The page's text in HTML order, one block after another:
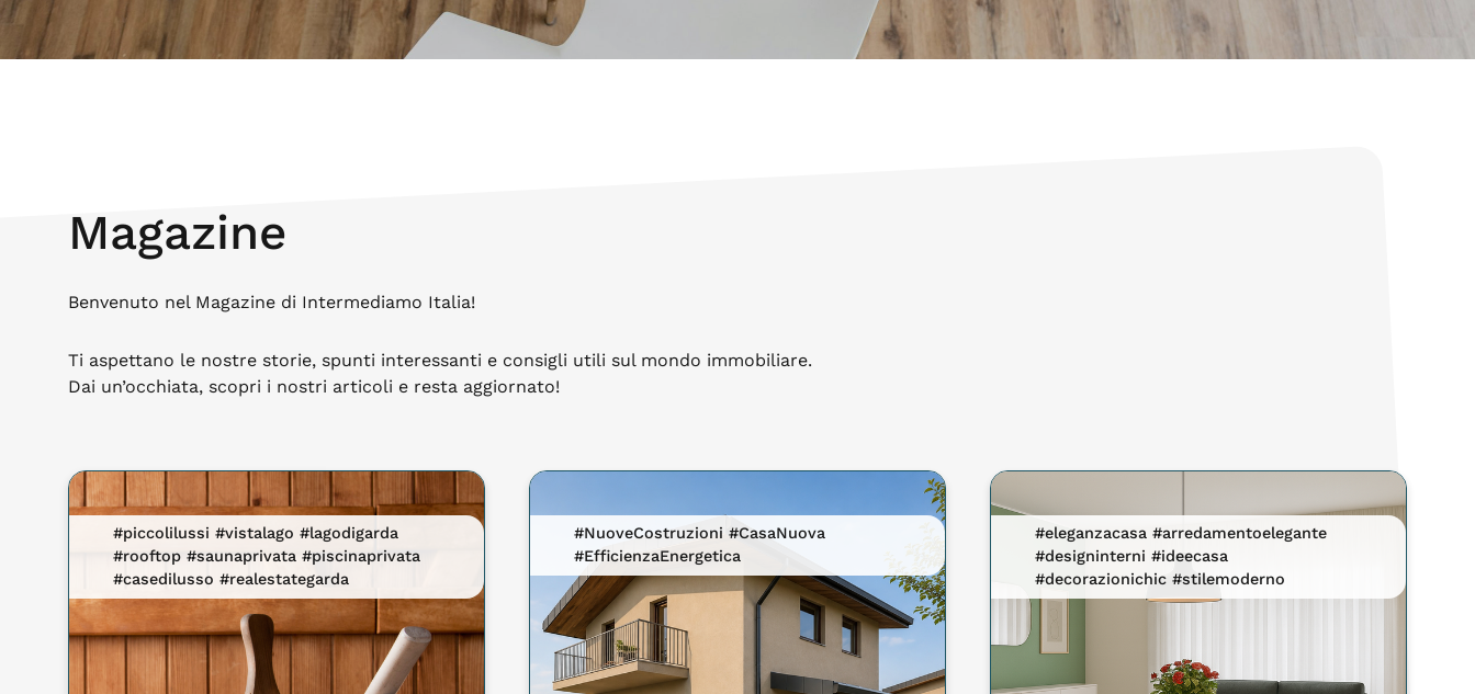
Magazine
Benvenuto nel Magazine di Intermediamo Italia!
Ti aspettano le nostre storie, spunti interessanti e consigli utili sul mondo immobiliare.
Dai un’occhiata, scopri i nostri articoli e resta aggiornato!
#piccolilussi #vistalago #lagodigarda
#rooftop #saunaprivata #piscinaprivata
#casedilusso #realestategarda
#NuoveCostruzioni #CasaNuova
#EfficienzaEnergetica
#eleganzacasa #arredamentoelegante
#designinterni #ideecasa
#decorazionichic #stilemoderno